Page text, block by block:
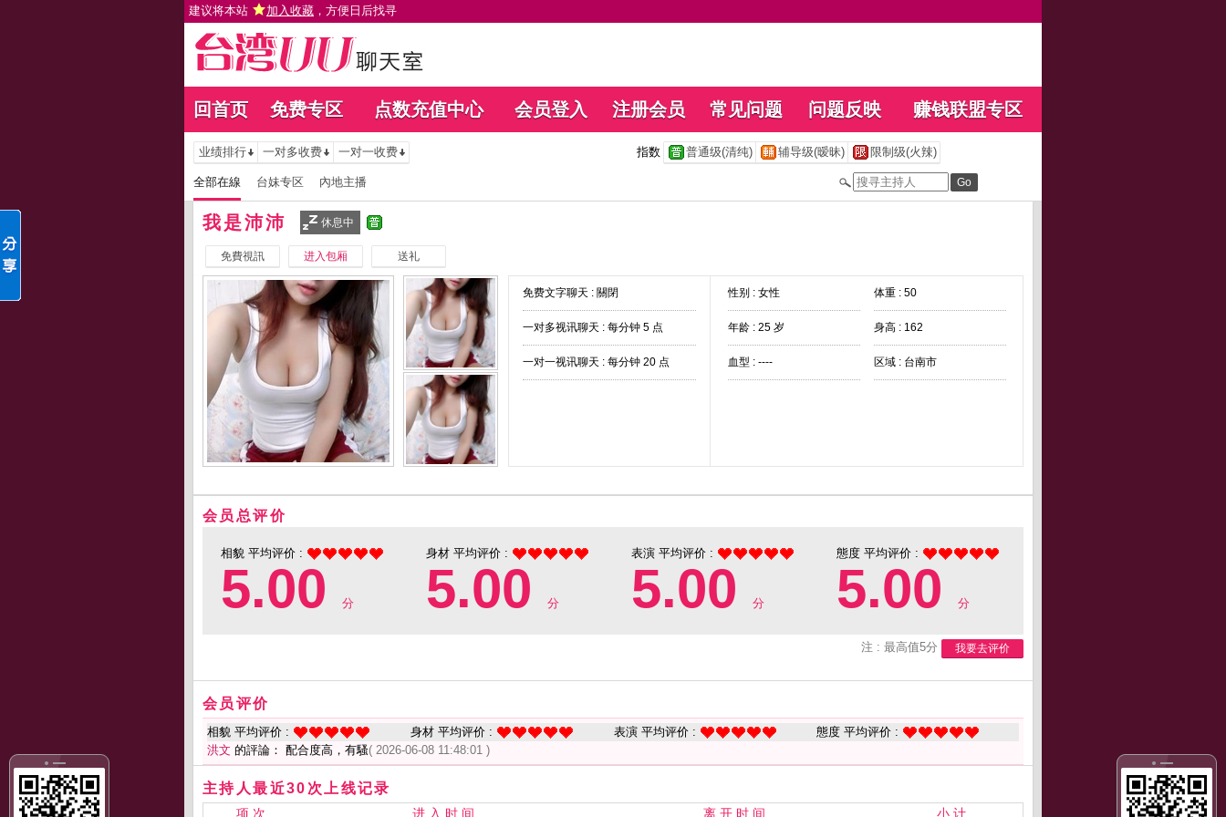
建议将本站 加入收藏 ，方便日后找寻
回首页 免费专区 点数充值中心 会员登入 注册会员 常见问题 问题反映 赚钱联盟专区
业绩排行 一对多收费 一对一收费 指数 普通级(清纯) 辅导级(暧昧) 限制级(火辣)
全部在線 台妹专区 內地主播
我是沛沛 休息中
免費視訊 进入包厢 送礼
免费文字聊天 : 關閉
一对多视讯聊天 : 每分钟 5 点
一对一视讯聊天 : 每分钟 20 点
性别 : 女性 体重 : 50
年龄 : 25 岁 身高 : 162
血型 : ---- 区域 : 台南市
会员总评价
相貌 平均评价 :
5.00 分
身材 平均评价 :
5.00 分
表演 平均评价 :
5.00 分
態度 平均评价 :
5.00 分
注 : 最高值5分 我要去评价
会员评价
相貌 平均评价 : 身材 平均评价 : 表演 平均评价 :
態度 平均评价 :
洪文 的評論： 配合度高，有騷( 2026-06-08 11:48:01 )
主持人最近30次上线记录
项 次 进 入 时 间 离 开 时 间 小 计